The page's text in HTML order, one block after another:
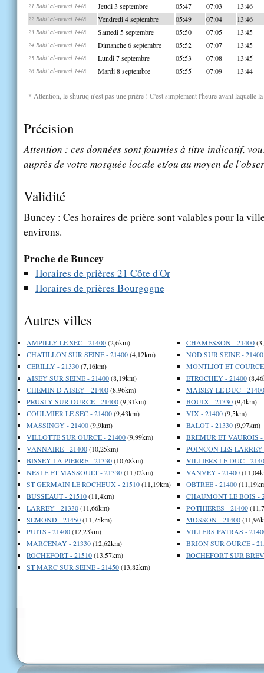
21 Rabi' al-awwal 1448 Jeudi 3 septembre 05:47 07:03 13:46
22 Rabi' al-awwal 1448 Vendredi 4 septembre 05:49 07:04 13:46
23 Rabi' al-awwal 1448 Samedi 5 septembre 05:50 07:05 13:45
24 Rabi' al-awwal 1448 Dimanche 6 septembre 05:52 07:07 13:45
25 Rabi' al-awwal 1448 Lundi 7 septembre 05:53 07:08 13:45
26 Rabi' al-awwal 1448 Mardi 8 septembre 05:55 07:09 13:44
* Attention, le shuruq n'est pas une prière ! C'est simplement l'heure avant laquelle
Précision
Attention : ces données sont fournies à titre indicatif,
auprès de votre mosquée locale et/ou au moyen de
Validité
Buncey : Ces horaires de prière sont valables pour la
environs.
Proche de Buncey
Horaires de prières 21 Côte d'Or
Horaires de prières Bourgogne
Autres villes
AMPILLY LE SEC - 21400(2,6km)
CHATILLON SUR SEINE - 21400(4,12km)
CERILLY - 21330(7,16km)
AISEY SUR SEINE - 21400(8,19km)
CHEMIN D AISEY - 21400(8,96km)
PRUSLY SUR OURCE - 21400(9,31km)
COULMIER LE SEC - 21400(9,43km)
MASSINGY - 21400(9,9km)
VILLOTTE SUR OURCE - 21400(9,99km)
VANNAIRE - 21400(10,25km)
BISSEY LA PIERRE - 21330(10,68km)
NESLE ET MASSOULT - 21330(11,02km)
ST GERMAIN LE ROCHEUX - 21510(11,19km)
BUSSEAUT - 21510(11,4km)
LARREY - 21330(11,66km)
SEMOND - 21450(11,75km)
PUITS - 21400(12,23km)
MARCENAY - 21330(12,62km)
ROCHEFORT - 21510(13,57km)
ST MARC SUR SEINE - 21450(13,82km)
CHAMESSON - 21400
NOD SUR SEINE - 21400
MONTLIOT ET
ETROCHEY - 21400
MAISEY LE DUC - 21400
BOUIX - 21330(9,4km)
VIX - 21400(9,5km)
BALOT - 21330(9,97km)
BREMUR ET VAUROIS -
POINCON LES LARREY
VILLIERS LE DUC -
VANVEY - 21400
OBTREE - 21400
CHAUMONT LE BOIS -
POTHIERES - 21400
MOSSON - 21400
VILLERS PATRAS -
BRION SUR OURCE -
ROCHEFORT SUR